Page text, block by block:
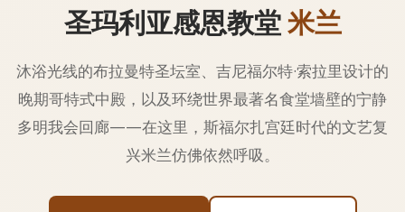
圣玛利亚感恩教堂米兰
沐浴光线的布拉曼特圣坛室、吉尼福尔特·索拉里设计的
晚期哥特式中殿，以及环绕世界最著名食堂墙壁的宁静
多明我会回廊——在这里，斯福尔扎宫廷时代的文艺复
兴米兰仿佛依然呼吸。